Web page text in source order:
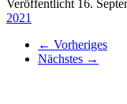
Veröffentlicht 16.
2021
← Vorheriges
Nächstes →